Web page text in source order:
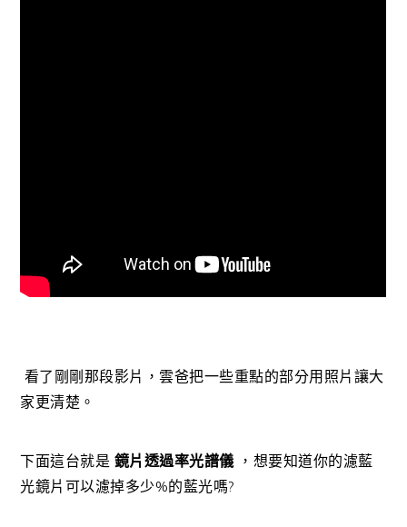
看了剛剛那段影片，雲爸把一些重點的部分用照片讓大
家更清楚。
下面這台就是 鏡片透過率光譜儀，想要知道你的濾藍
光鏡片可以濾掉多少%的藍光嗎?